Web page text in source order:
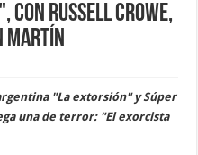
con Russell Crowe,
Martín
"La extorsión" y Súper
una de terror: "El exorcista